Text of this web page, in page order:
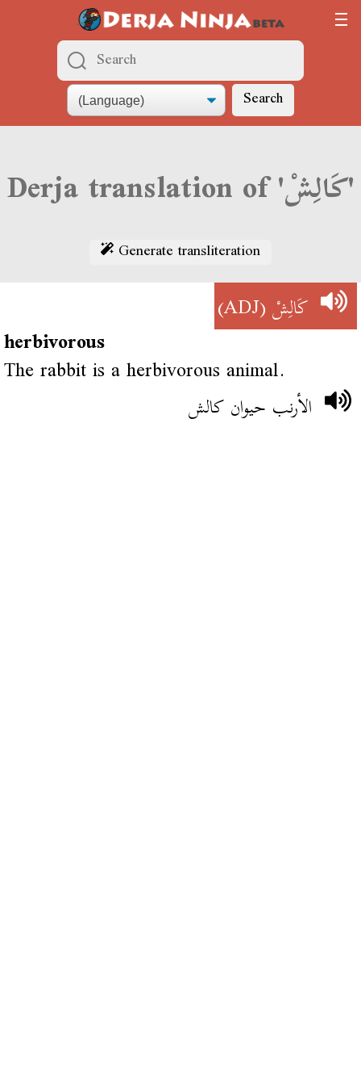
Search
Derja translation of 'كَالِشْ'
Generate transliteration
كَالِشْ(ADJ)
herbivorous
The rabbit is a herbivorous animal.
الأرنب حيوان كالش